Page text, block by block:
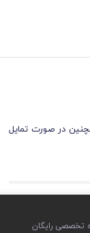
در صورت تمایل
تخصصی رایگان